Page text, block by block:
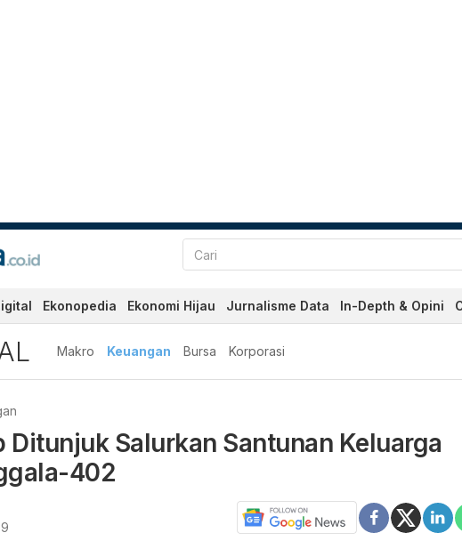
Ekonopedia Ekonomi Hijau Jurnalisme Data In-Depth & Opini
Makro Keuangan Bursa Korporasi
Ditunjuk Salurkan Santunan Keluarga
402